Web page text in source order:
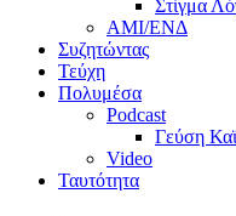
Στίγμα
AMI/ΕΝΔ
Συζητώντας
Τεύχη
Πολυμέσα
Podcast
Γεύση
Video
Ταυτότητα